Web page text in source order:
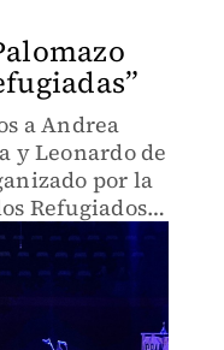
a Andrea
y Leonardo de
por la
Refugiados,